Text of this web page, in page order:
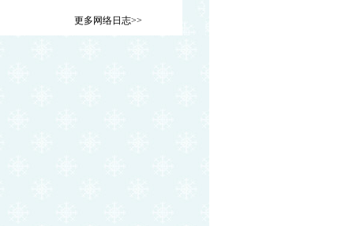
更多网络日志>>